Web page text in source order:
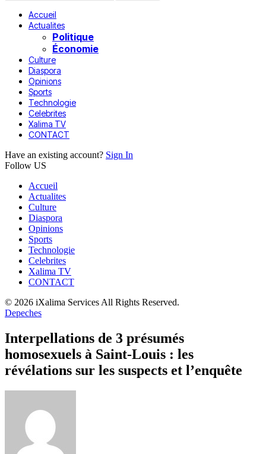
Accueil
Actualites
Politique
Économie
Culture
Diaspora
Opinions
Sports
Technologie
Celebrites
Xalima TV
CONTACT
Have an existing account? Sign In
Follow US
Accueil
Actualites
Culture
Diaspora
Opinions
Sports
Technologie
Celebrites
Xalima TV
CONTACT
© 2026 iXalima Services All Rights Reserved.
Depeches
Interpellations de 3 présumés
homosexuels à Saint-Louis : les
révélations sur les suspects et l’enquête